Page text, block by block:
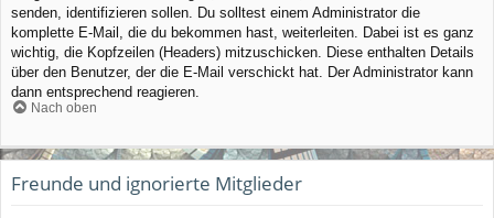
senden, identifizieren sollen. Du solltest einem Administrator die
komplette E-Mail, die du bekommen hast, weiterleiten. Dabei ist es ganz
wichtig, die Kopfzeilen (Headers) mitzuschicken. Diese enthalten Details
über den Benutzer, der die E-Mail verschickt hat. Der Administrator kann
dann entsprechend reagieren.
Nach oben
Freunde und ignorierte Mitglieder